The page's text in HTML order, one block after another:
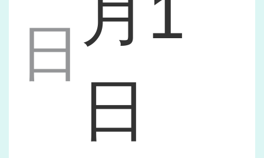
日
日